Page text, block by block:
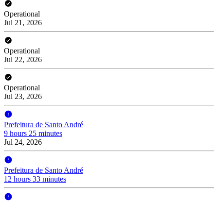
Operational
Jul 21, 2026
Operational
Jul 22, 2026
Operational
Jul 23, 2026
Prefeitura de Santo André
9 hours 25 minutes
Jul 24, 2026
Prefeitura de Santo André
12 hours 33 minutes